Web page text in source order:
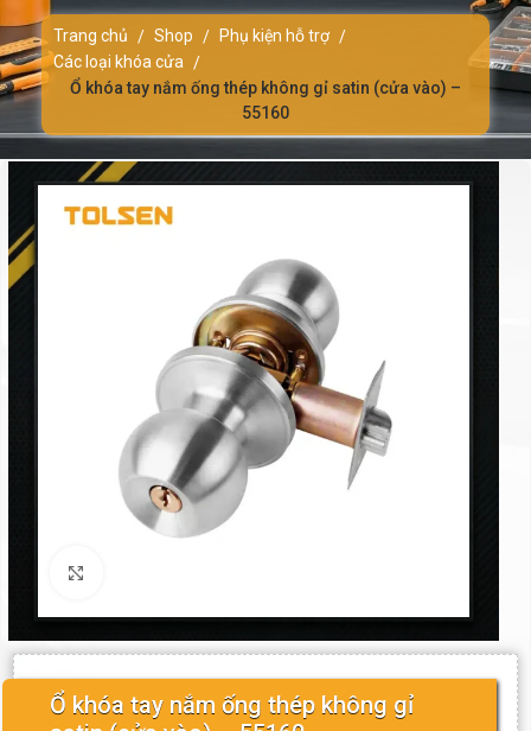
Trang chủ / Shop / Phụ kiện hỗ trợ /
Các loại khóa cửa /
Ổ khóa tay nắm ống thép không gỉ satin (cửa vào) –
55160
Ổ khóa tay nắm ống thép không gỉ